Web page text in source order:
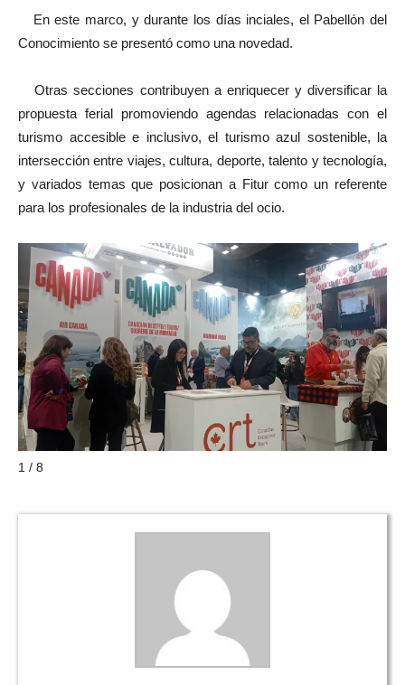
En este marco, y durante los días inciales, el Pabellón del
Conocimiento se presentó como una novedad.
Otras secciones contribuyen a enriquecer y diversificar la
propuesta ferial promoviendo agendas relacionadas con el
turismo accesible e inclusivo, el turismo azul sostenible, la
intersección entre viajes, cultura, deporte, talento y tecnología,
y variados temas que posicionan a Fitur como un referente
para los profesionales de la industria del ocio.
1 / 8